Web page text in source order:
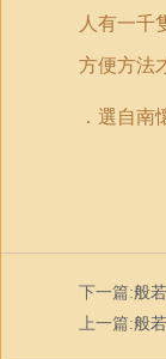
人有一千
方便方法
． 選自南
下一篇:般
上一篇:般